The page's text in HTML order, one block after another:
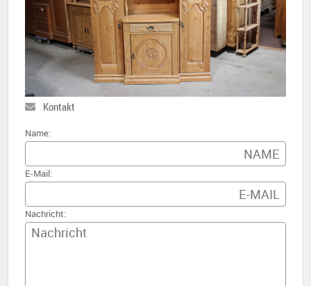
Kontakt
Name:
E-Mail:
Nachricht: